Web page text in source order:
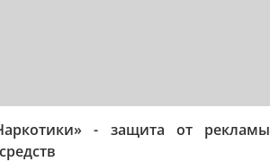
- защита от рекламы